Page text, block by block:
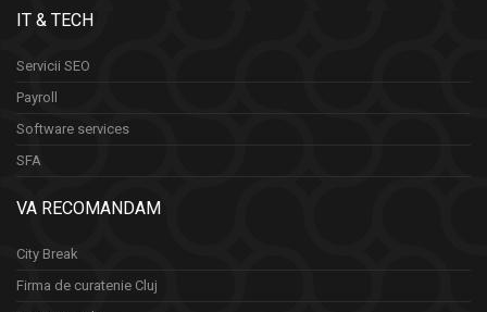
IT & TECH
Servicii SEO
Payroll
Software services
SFA
VA RECOMANDAM
City Break
Firma de curatenie Cluj